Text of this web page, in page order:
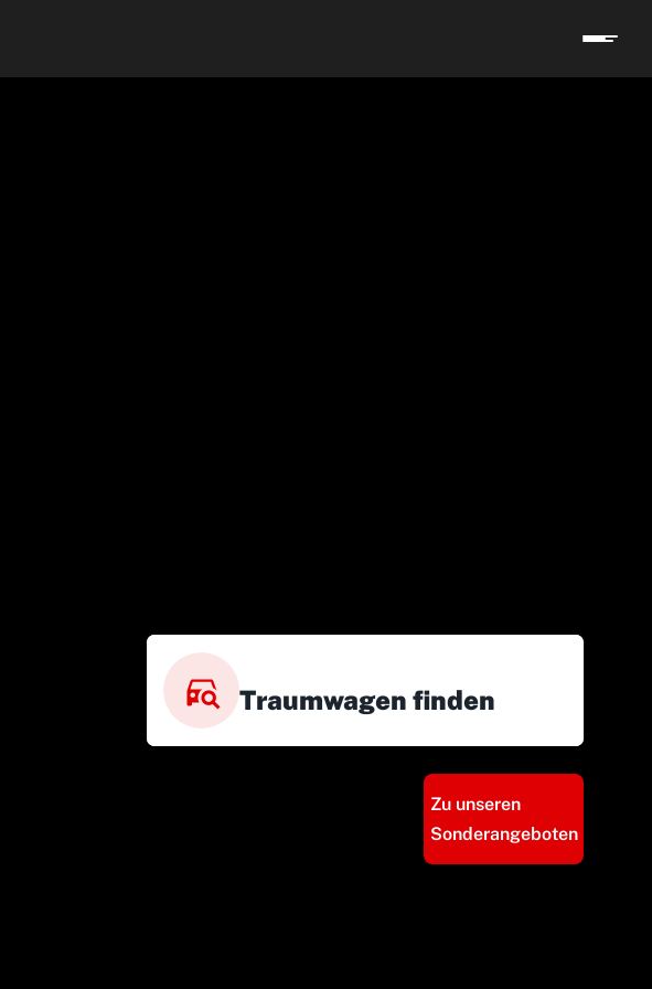
Traumwagen finden
Zu unseren
Sonderangeboten